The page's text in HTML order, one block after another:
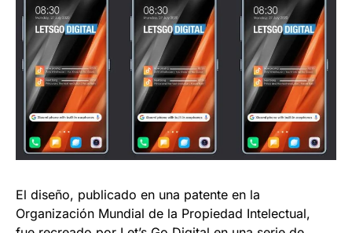
El diseño, publicado en una patente en la
Organización Mundial de la Propiedad Intelectual,